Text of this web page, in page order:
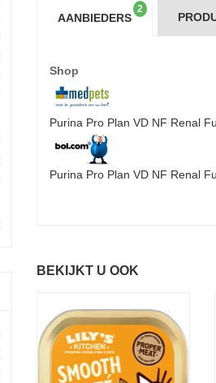
AANBIEDERS
2
Shop
Purina Pro Plan VD NF Renal
Purina Pro Plan VD NF Renal
BEKIJKT U OOK